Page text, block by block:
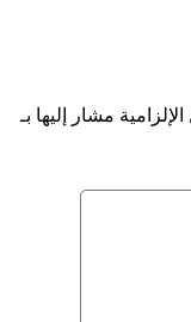
مشار إليها بـ